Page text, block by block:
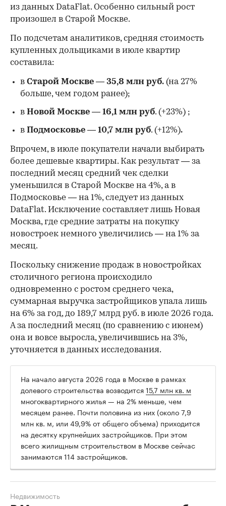
из данных DataFlat. Особенно сильный рост
произошел в Старой Москве.
По подсчетам аналитиков, средняя стоимость
купленных дольщиками в июле квартир
составила:
в Старой Москве — 35,8 млн руб. (на 27%
больше, чем годом ранее);
в Новой Москве — 16,1 млн руб. (+23%) ;
в Подмосковье — 10,7 млн руб. (+12%).
Впрочем, в июле покупатели начали выбирать
более дешевые квартиры. Как результат — за
последний месяц средний чек сделки
уменьшился в Старой Москве на 4%, а в
Подмосковье — на 1%, следует из данных
DataFlat. Исключение составляет лишь Новая
Москва, где средние затраты на покупку
новостроек немного увеличились — на 1% за
месяц.
Поскольку снижение продаж в новостройках
столичного региона происходило
одновременно с ростом среднего чека,
суммарная выручка застройщиков упала лишь
на 6% за год, до 189,7 млрд руб. в июле 2026 года.
А за последний месяц (по сравнению с июнем)
она и вовсе выросла, увеличившись на 3%,
уточняется в данных исследования.
На начало августа 2026 года в Москве в рамках
долевого строительства возводится15,7 млн кв. м
многоквартирного жилья — на 2% меньше, чем
месяцем ранее. Почти половина из них (около 7,9
млн кв. м, или 49,9% от общего объема) приходится
на десятку крупнейших застройщиков. При этом
всего жилищным строительством в Москве сейчас
занимаются 114 застройщиков.
Недвижимость